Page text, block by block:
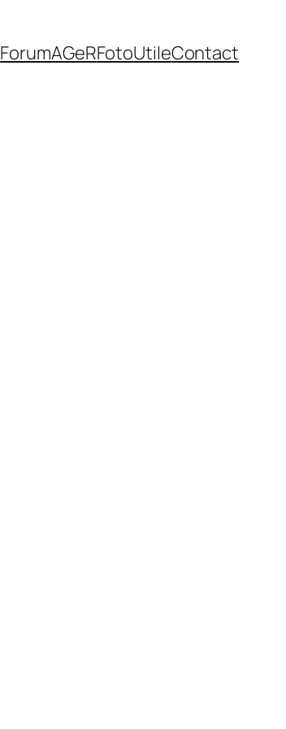
ForumAGeRFotoUtileContact